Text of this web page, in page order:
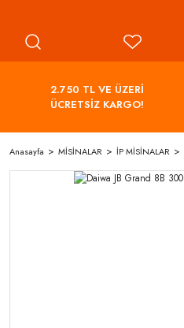
2.750 TL VE ÜZERİ
ÜCRETSİZ KARGO!
Anasayfa MİSİNALAR İP MİSİNALAR